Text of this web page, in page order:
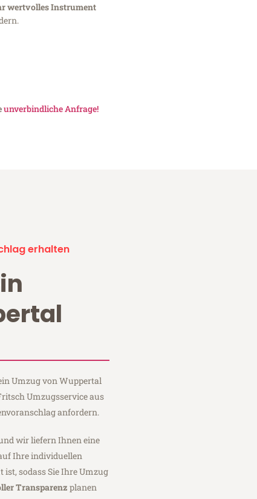
wertvolles Instrument
unverbindliche Anfrage!
erhalten
Umzug von Wuppertal
Umzugsservice aus
anfordern.
wir liefern Ihnen eine
Ihre individuellen
sodass Sie Ihre Umzug
Transparenz planen